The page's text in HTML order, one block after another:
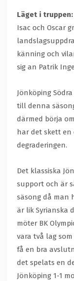
Läget i truppen:
Isac och Oscar
känning och
sig an Patrik
Jönköping
till denna
därmed börja
har det skett en
degraderingen.
Det klassiska
support och är
säsong då man
är lik Syrianska
möter BK
vara två lag
få en bra
det spelats en
Jönköping 1-1